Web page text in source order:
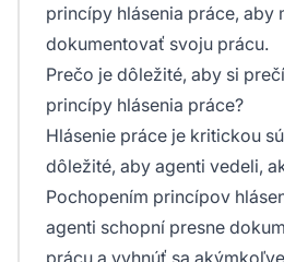
princípy hlásenia práce, aby
dokumentovať svoju prácu.
Prečo je dôležité, aby si
princípy hlásenia práce?
Hlásenie práce je kritickou
dôležité, aby agenti vedeli,
Pochopením princípov
agenti schopní presne
prácu a vyhnúť sa